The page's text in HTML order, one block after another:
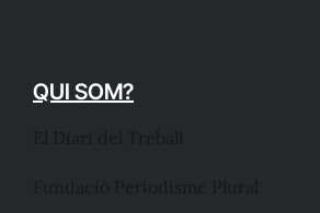
QUI SOM?